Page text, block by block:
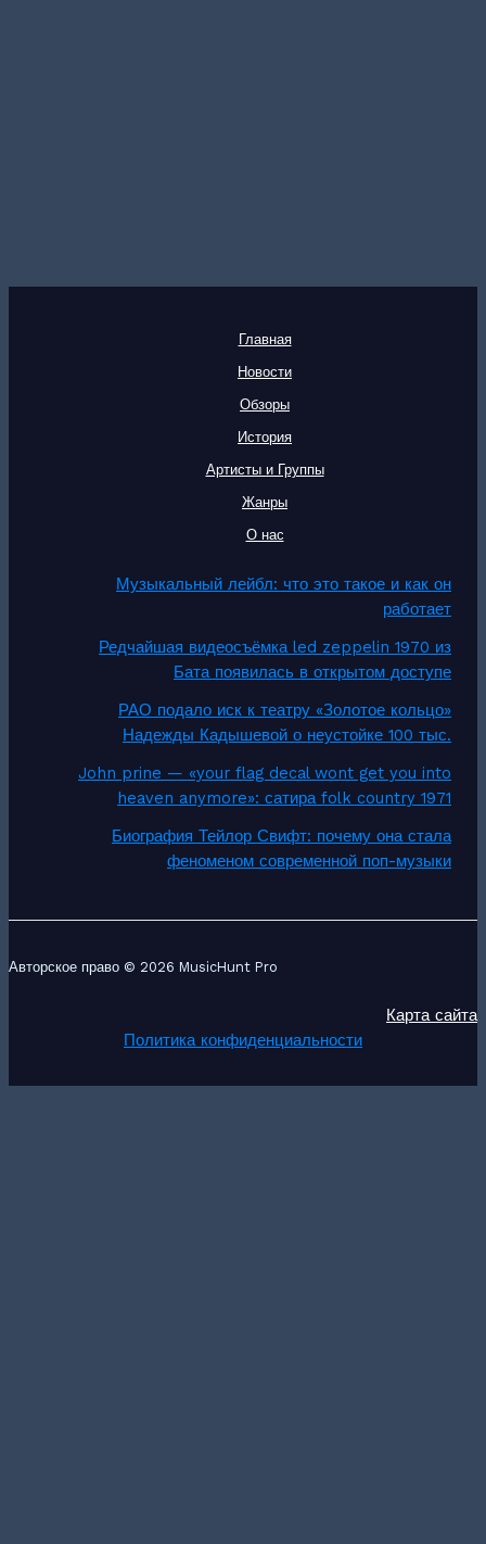
Главная
Новости
Обзоры
История
Артисты и Группы
Жанры
О нас
Музыкальный лейбл: что это такое и как он
работает
Редчайшая видеосъёмка led zeppelin 1970 из
Бата появилась в открытом доступе
РАО подало иск к театру «Золотое кольцо»
Надежды Кадышевой о неустойке 100 тыс.
John prine — «your flag decal wont get you into
heaven anymore»: сатира folk country 1971
Биография Тейлор Свифт: почему она стала
феноменом современной поп-музыки
Авторское право © 2026 MusicHunt Pro
Карта сайта
Политика конфиденциальности